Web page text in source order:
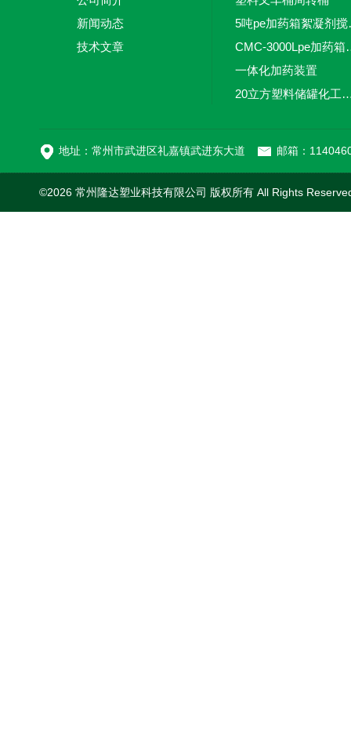
新闻动态
技术文章
5吨pe
CMC-
一体化加药装置
20立方塑料储罐化工储
地址：常州市武进区礼嘉镇武进东大道 邮箱：
©2026 常州隆达塑业科技有限公司 版权所有 All Rights